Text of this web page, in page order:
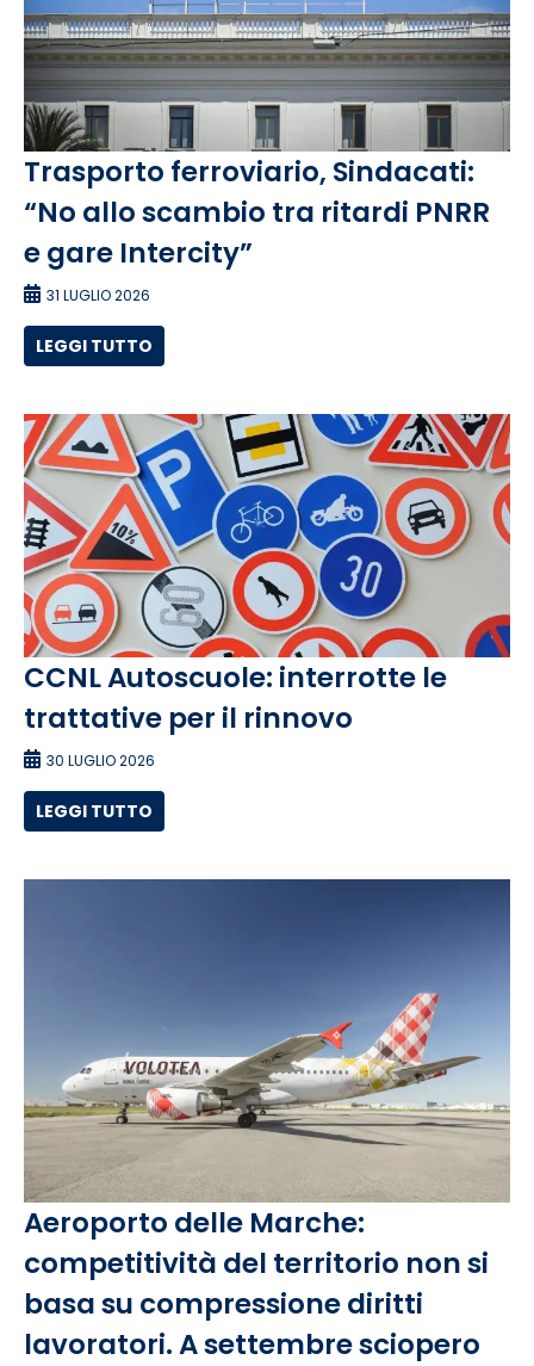
Trasporto ferroviario, Sindacati:
“No allo scambio tra ritardi PNRR
e gare Intercity”
31 LUGLIO 2026
LEGGI TUTTO
CCNL Autoscuole: interrotte le
trattative per il rinnovo
30 LUGLIO 2026
LEGGI TUTTO
Aeroporto delle Marche:
competitività del territorio non si
basa su compressione diritti
lavoratori. A settembre sciopero